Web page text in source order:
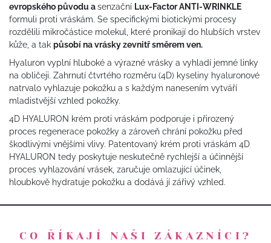
evropského původu asenzační Lux-Factor ANTI-WRINKLE
formuli proti vráskám. Se specifickými biotickými procesy
rozdělili mikročástice molekul, které pronikají do hlubších vrstev
kůže, a tak působí na vrásky zevnitř směrem ven.
Hyaluron vyplní hluboké a výrazné vrásky a vyhladí jemné linky
na obličeji. Zahrnutí čtvrtého rozměru (4D) kyseliny hyaluronové
natrvalo vyhlazuje pokožku a s každým nanesením vytváří
mladistvější vzhled pokožky.
4D HYALURON krém proti vráskám podporuje i přirozený
proces regenerace pokožky a zároveň chrání pokožku před
škodlivými vnějšími vlivy. Patentovaný krém proti vráskám 4D
HYALURON tedy poskytuje neskutečně rychlejší a účinnější
proces vyhlazování vrásek, zaručuje omlazující účinek,
hloubkově hydratuje pokožku a dodává jí zářivý vzhled.
CO ŘÍKAJÍ NAŠI ZÁKAZNÍCI?